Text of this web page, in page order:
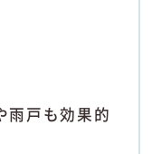
雨戸も効果的